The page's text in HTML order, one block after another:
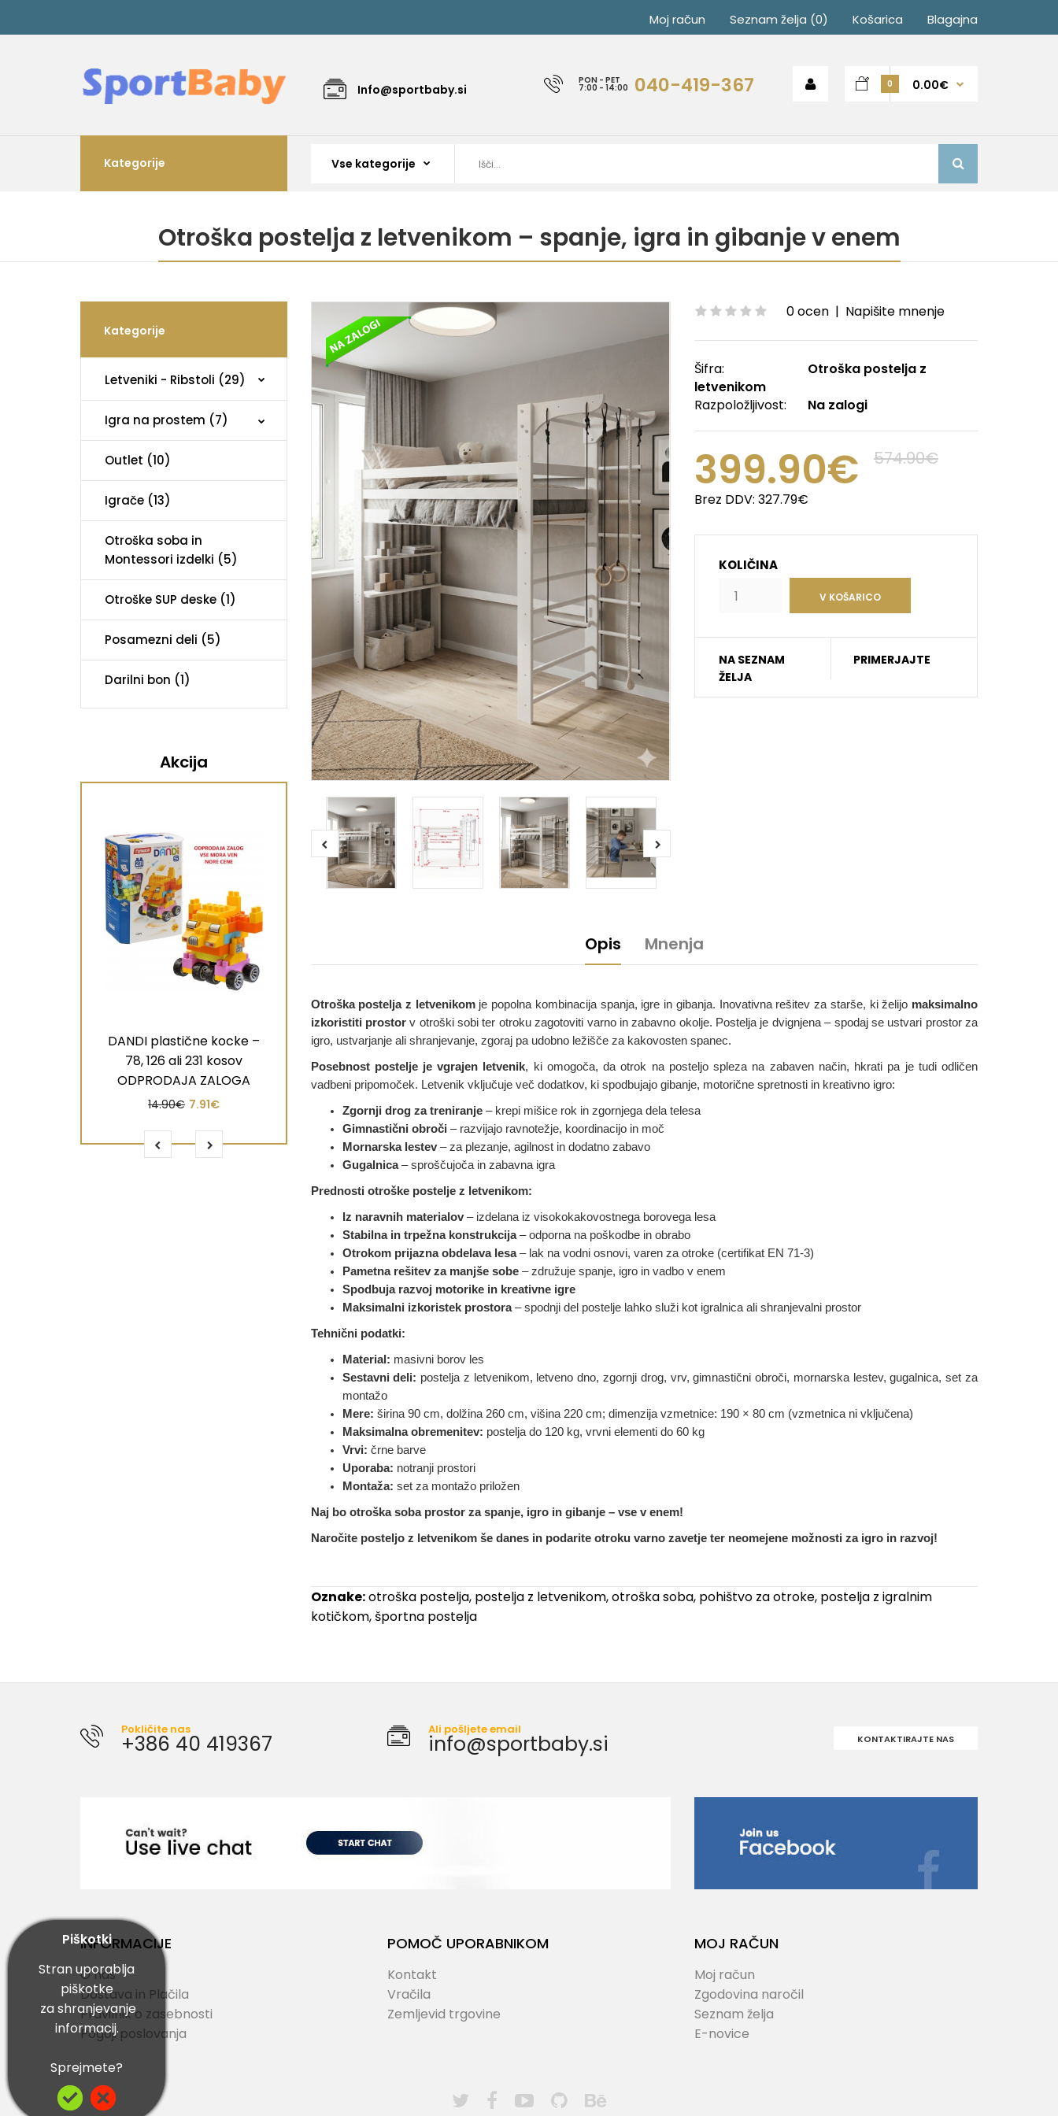
Moj račun Seznam želja (0) Košarica Blagajna
Info@sportbaby.si
PON - PET
7:00 - 14:00 040-419-367 0 0.00€
Kategorije
Otroška postelja z letvenikom – spanje, igra in gibanje v enem
Kategorije
Letveniki - Ribstoli (29)
Igra na prostem (7)
Outlet (10)
Igrače (13)
Otroška soba in
Montessori izdelki (5)
Otroške SUP deske (1)
Posamezni deli (5)
Darilni bon (1)
Akcija
DANDI plastične kocke –
78, 126 ali 231 kosov
ODPRODAJA ZALOGA
14.90€ 7.91€
0 ocen | Napišite mnenje
Šifra:
Otroška postelja z
letvenikom
Razpoložljivost:
Na zalogi
399.90€ 574.90€
Brez DDV: 327.79€
KOLIČINA
NA SEZNAM
ŽELJA
PRIMERJAJTE
Opis Mnenja
Otroška postelja z letvenikomje popolna kombinacija spanja, igre in gibanja. Inovativna rešitev za starše, ki želijo maksimalno
izkoristiti prostorv otroški sobi ter otroku zagotoviti varno in zabavno okolje. Postelja je dvignjena – spodaj se ustvari prostor za
igro, ustvarjanje ali shranjevanje, zgoraj pa udobno ležišče za kakovosten spanec.
Posebnost postelje je vgrajen letvenik, ki omogoča, da otrok na posteljo spleza na zabaven način, hkrati pa je tudi odličen
vadbeni pripomoček. Letvenik vključuje več dodatkov, ki spodbujajo gibanje, motorične spretnosti in kreativno igro:
Zgornji drog za treniranje– krepi mišice rok in zgornjega dela telesa
Gimnastični obroči – razvijajo ravnotežje, koordinacijo in moč
Mornarska lestev– za plezanje, agilnost in dodatno zabavo
Gugalnica– sproščujoča in zabavna igra
Prednosti otroške postelje z letvenikom:
Iz naravnih materialov– izdelana iz visokokakovostnega borovega lesa
Stabilna in trpežna konstrukcija– odporna na poškodbe in obrabo
Otrokom prijazna obdelava lesa– lak na vodni osnovi, varen za otroke (certifikat EN 71-3)
Pametna rešitev za manjše sobe– združuje spanje, igro in vadbo v enem
Spodbuja razvoj motorike in kreativne igre
Maksimalni izkoristek prostora– spodnji del postelje lahko služi kot igralnica ali shranjevalni prostor
Tehnični podatki:
Material: masivni borov les
Sestavni deli: postelja z letvenikom, letveno dno, zgornji drog, vrv, gimnastični obroči, mornarska lestev, gugalnica, set za
montažo
Mere: širina 90 cm, dolžina 260 cm, višina 220 cm; dimenzija vzmetnice: 190 × 80 cm (vzmetnica ni vključena)
Maksimalna obremenitev: postelja do 120 kg, vrvni elementi do 60 kg
Vrvi: črne barve
Uporaba: notranji prostori
Montaža: set za montažo priložen
Naj bo otroška soba prostor za spanje, igro in gibanje – vse v enem!
Naročite posteljo z letvenikom še danes in podarite otroku varno zavetje ter neomejene možnosti za igro in razvoj!
Oznake:otroška postelja, postelja z letvenikom,otroška soba, pohištvo za otroke, postelja z igralnim
kotičkom,športna postelja
Pokličite nas
+386 40 419367
Ali pošljete email
info@sportbaby.si KONTAKTIRAJTE NAS
INFORMACIJE
O nas
Dostava in Plačila
Pravilnik o zasebnosti
Pogoji poslovanja
POMOČ UPORABNIKOM
Kontakt
Vračila
Zemljevid trgovine
MOJ RAČUN
Moj račun
Zgodovina naročil
Seznam želja
E-novice
Piškotki
Stran uporablja
piškotke
za shranjevanje
informacij.
Sprejmete?